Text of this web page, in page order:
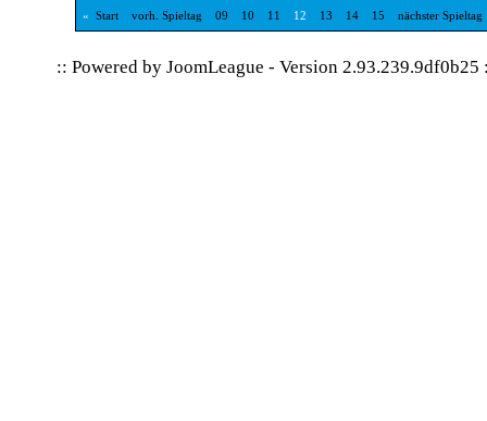
« Start vorh. Spieltag 09 10 11 12 13 14 15 nächster Spieltag
:: Powered by JoomLeague - Version 2.93.239.9df0b25